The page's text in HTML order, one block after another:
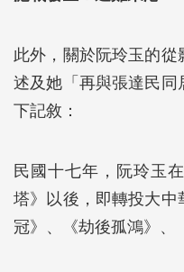
此外，關於阮玲玉的
述及她「再與張達民同
下記敘：
民國十七年，阮玲玉
塔》以後，即轉投大中
冠》、《劫後孤鴻》、